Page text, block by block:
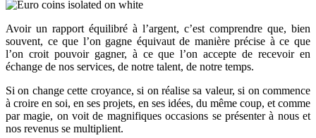
Avoir un rapport équilibré à l’argent, c’est comprendre que, bien
souvent, ce que l’on gagne équivaut de manière précise à ce que
l’on croit pouvoir gagner, à ce que l’on accepte de recevoir en
échange de nos services, de notre talent, de notre temps.
Si on change cette croyance, si on réalise sa valeur, si on commence
à croire en soi, en ses projets, en ses idées, du même coup, et comme
par magie, on voit de magnifiques occasions se présenter à nous et
nos revenus se multiplient.